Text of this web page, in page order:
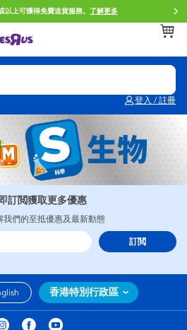
上可獲得免費送貨服務。 了解更多
登入 / 註冊
,射擊玩具
及遙控系列
膠,畫板
仔
午餐兄弟
訂閲獲取更多優惠
我們的至抵優惠及最新動態
訂閲
香港特別行政區